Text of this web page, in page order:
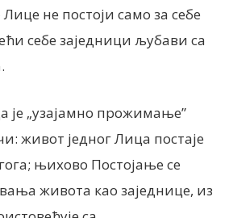
не постоји само за себе
себе заједници љубави са
је „узајамно прожимање”
живот једног Лица постаје
њихово Постојање се
живота као заједнице, из